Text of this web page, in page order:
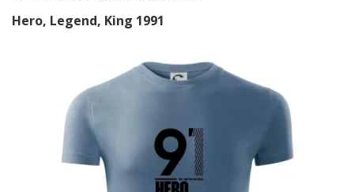
Hero, Legend, King 1991